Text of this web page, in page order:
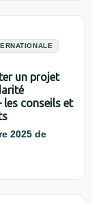
un projet
conseils et
2025 de